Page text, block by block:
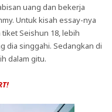
uang dan bekerja
Untuk kisah essay-nya
Seishun 18, lebih
dia singgahi. Sedangkan di
dalam gitu.